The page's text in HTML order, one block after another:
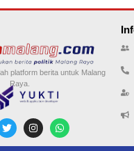
platform berita untuk Malang
Raya.